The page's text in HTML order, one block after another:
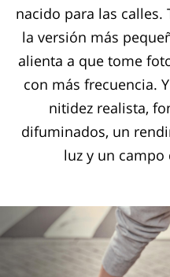
nacido para las calles.
la versión más
alienta a que tome
con más frecuencia.
nitidez realista,
difuminados, un
luz y un